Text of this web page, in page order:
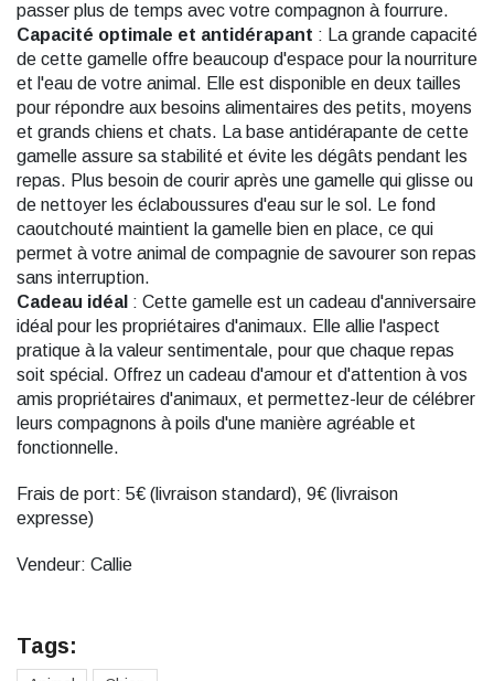
passer plus de temps avec votre compagnon à fourrure.
Capacité optimale et antidérapant : La grande capacité
de cette gamelle offre beaucoup d'espace pour la nourriture
et l'eau de votre animal. Elle est disponible en deux tailles
pour répondre aux besoins alimentaires des petits, moyens
et grands chiens et chats. La base antidérapante de cette
gamelle assure sa stabilité et évite les dégâts pendant les
repas. Plus besoin de courir après une gamelle qui glisse ou
de nettoyer les éclaboussures d'eau sur le sol. Le fond
caoutchouté maintient la gamelle bien en place, ce qui
permet à votre animal de compagnie de savourer son repas
sans interruption.
Cadeau idéal : Cette gamelle est un cadeau d'anniversaire
idéal pour les propriétaires d'animaux. Elle allie l'aspect
pratique à la valeur sentimentale, pour que chaque repas
soit spécial. Offrez un cadeau d'amour et d'attention à vos
amis propriétaires d'animaux, et permettez-leur de célébrer
leurs compagnons à poils d'une manière agréable et
fonctionnelle.
Frais de port: 5€ (livraison standard), 9€ (livraison
expresse)
Vendeur: Callie
Tags: